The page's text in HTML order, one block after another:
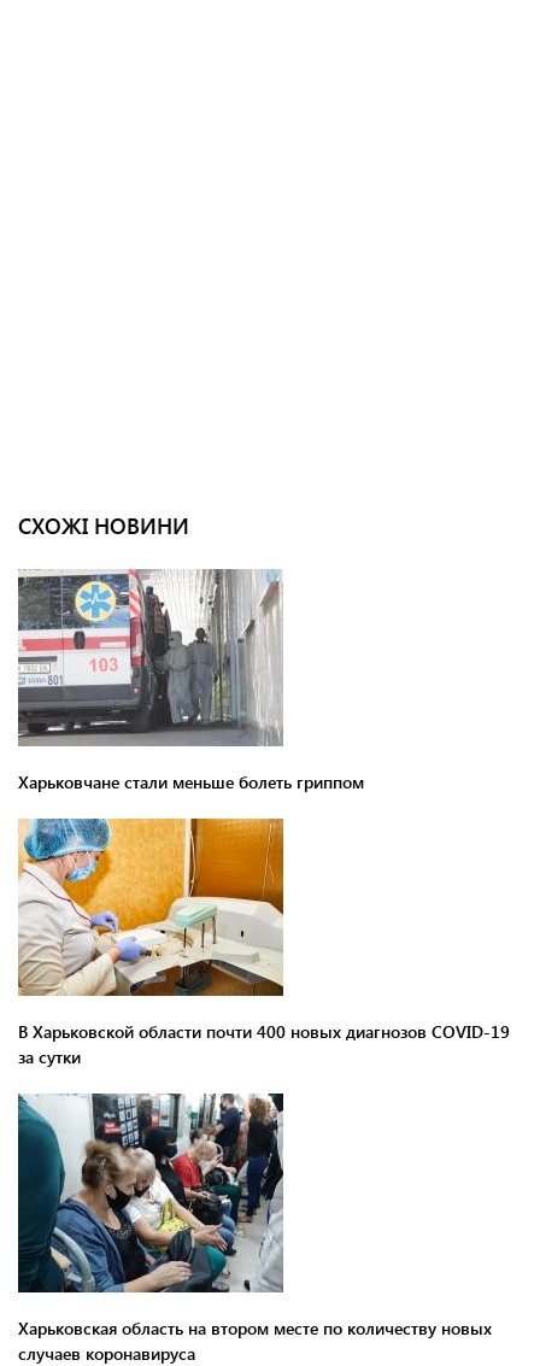
СХОЖІ НОВИНИ
Харьковчане стали меньше болеть гриппом
В Харьковской области почти 400 новых диагнозов COVID-19
за сутки
Харьковская область на втором месте по количеству новых
случаев коронавируса